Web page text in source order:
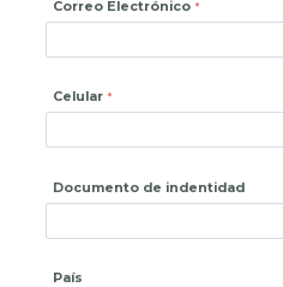
Correo Electrónico
Celular
Documento de indentidad
País